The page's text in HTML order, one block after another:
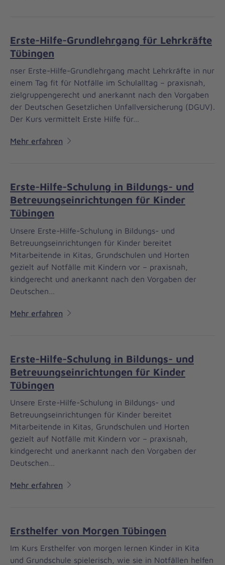
Erste-Hilfe-Grundlehrgang für Lehrkräfte
Tübingen
nser Erste-Hilfe-Grundlehrgang macht Lehrkräfte in nur
einem Tag fit für Notfälle im Schulalltag – praxisnah,
zielgruppengerecht und anerkannt nach den Vorgaben
der Deutschen Gesetzlichen Unfallversicherung (DGUV).
Der Kurs vermittelt Erste Hilfe für…
Mehr erfahren
Erste-Hilfe-Schulung in Bildungs- und
Betreuungseinrichtungen für Kinder
Tübingen
Unsere Erste-Hilfe-Schulung in Bildungs- und
Betreuungseinrichtungen für Kinder bereitet
Mitarbeitende in Kitas, Grundschulen und Horten
gezielt auf Notfälle mit Kindern vor – praxisnah,
kindgerecht und anerkannt nach den Vorgaben der
Deutschen…
Mehr erfahren
Erste-Hilfe-Schulung in Bildungs- und
Betreuungseinrichtungen für Kinder
Tübingen
Unsere Erste-Hilfe-Schulung in Bildungs- und
Betreuungseinrichtungen für Kinder bereitet
Mitarbeitende in Kitas, Grundschulen und Horten
gezielt auf Notfälle mit Kindern vor – praxisnah,
kindgerecht und anerkannt nach den Vorgaben der
Deutschen…
Mehr erfahren
Ersthelfer von Morgen Tübingen
Im Kurs Ersthelfer von morgen lernen Kinder in Kita
und Grundschule spielerisch, wie sie in Notfällen helfen